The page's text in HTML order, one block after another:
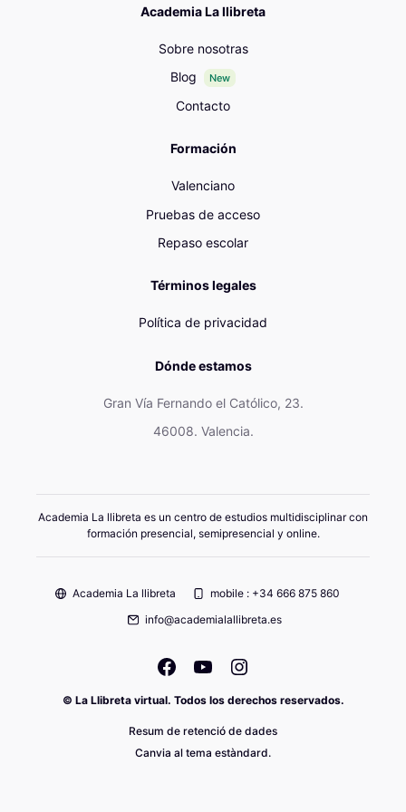
Academia La llibreta
Sobre nosotras
Blog
New
Contacto
Formación
Valenciano
Pruebas de acceso
Repaso escolar
Términos legales
Política de privacidad
Dónde estamos
Gran Vía Fernando el Católico, 23.
46008. Valencia.
Academia La llibreta es un centro de estudios multidisciplinar con
formación presencial, semipresencial y online.
Academia La llibreta
mobile : +34 666 875 860
info@academialallibreta.es
© La Llibreta virtual. Todos los derechos reservados.
Resum de retenció de dades
Canvia al tema estàndard.